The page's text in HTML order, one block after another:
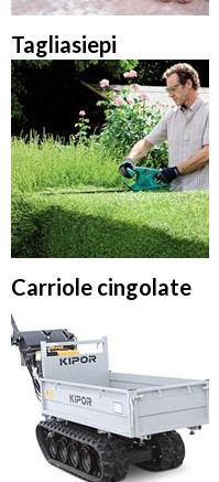
Tagliasiepi
Carriole cingolate